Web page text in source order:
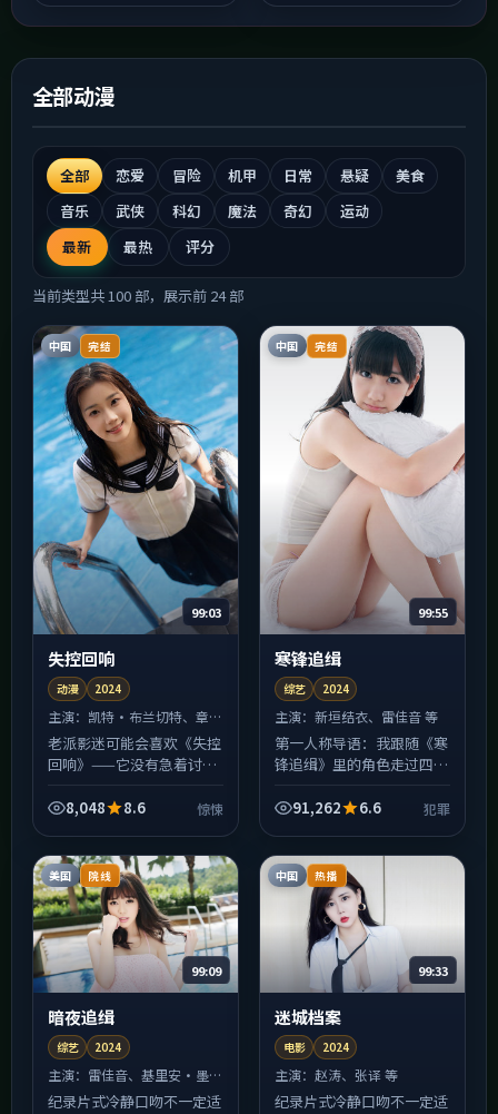
全部动漫
全部 恋爱 冒险 机甲 日常 悬疑
美食
音乐
武侠 科幻 魔法 奇幻
运动
最新
最热 评分
当前类型共 100部，展示前 24部
中国 完结
99:03
失控回响
动漫 2024
主演： 凯特·布兰切特、章子
怡 等
老派影迷可能会喜欢《失控
回响》——它没有急着讨好
喘一口气」的空档。惊悚冲
厌...
8,048 8.6 惊悚
中国 完结
99:55
寒锋追缉
综艺 2024
主演：新垣结衣、雷佳音 等
第一人称导语：我跟随《寒
锋追缉》里的角色走过四
往往不是善恶对决，而是各
很...
91,262 6.6 犯罪
美国 院线
99:09
暗夜追缉
综艺 2024
主演： 雷佳音、基里安·墨菲
等
纪录片式冷静口吻不一定适
中国 热播
99:33
迷城档案
电影 2024
主演：赵涛、张译 等
纪录片式冷静口吻不一定适